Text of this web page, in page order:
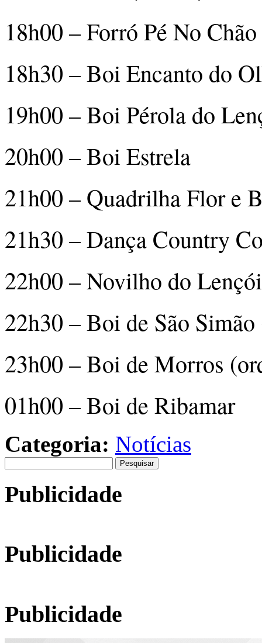
18h00 – Forró Pé No Chão
18h30 – Boi Encanto do
19h00 – Boi Pérola do
20h00 – Boi Estrela
21h00 – Quadrilha Flor e
21h30 – Dança Country
22h00 – Novilho do
22h30 – Boi de São
23h00 – Boi de Morros
01h00 – Boi de Ribamar
Categoria: Notícias
por:
Publicidade
Publicidade
Publicidade